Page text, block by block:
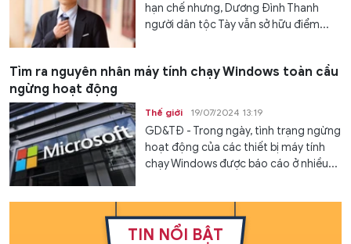
hạn chế nhưng, Dương Đình Thanh
người dân tộc Tày vẫn sở hữu điểm...
Tìm ra nguyên nhân máy tính chạy Windows toàn cầu
ngừng hoạt động
Thế giới 19/07/2024 13:19
GD&TĐ - Trong ngày, tình trạng ngừng
hoạt động của các thiết bị máy tính
chạy Windows được báo cáo ở nhiều...
TIN NỔI BẬT